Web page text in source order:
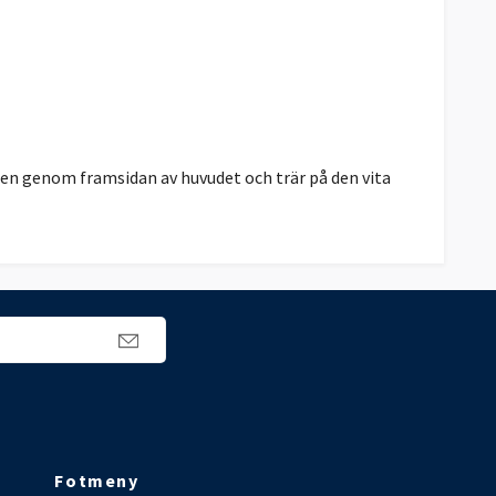
genom framsidan av huvudet och trär på den vita
Fotmeny